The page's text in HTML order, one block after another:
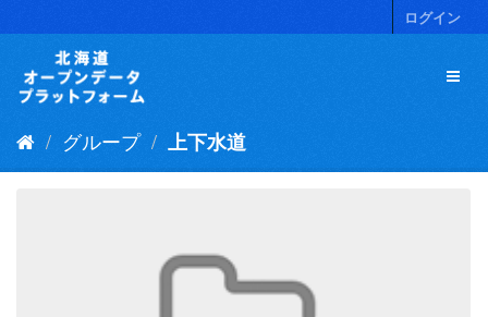
キ
ログイン
グループ 上下水道